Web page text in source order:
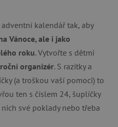
kalendář tak, aby
Vánoce, ale i jako
roku. Vytvořte s dětmi
organizér. S razítky a
(a troškou vaší pomoci) to
ten s číslem 24, šuplíčky
své poklady nebo třeba